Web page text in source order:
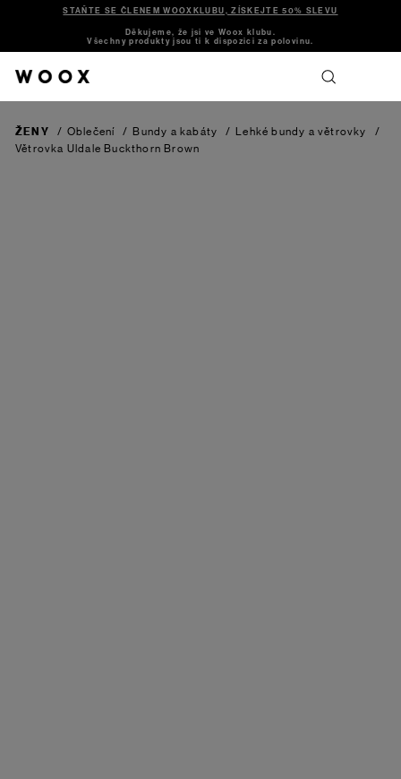
STAŇTE SE ČLENEM WOOXKLUBU, ZÍSKEJTE 50% SLEVU
Děkujeme, že jsi ve Woox klubu.
Všechny produkty jsou ti k dispozici za polovinu.
ŽENY / Oblečení / Bundy a kabáty / Lehké bundy a větrovky
/
Větrovka Uldale Buckthorn Brown